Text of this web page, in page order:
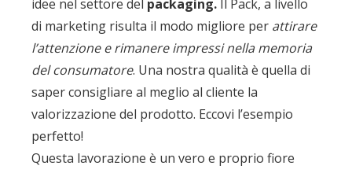
idee nel settore del packaging. Il Pack, a livello
di marketing risulta il modo migliore per attirare
l’attenzione e rimanere impressi nella memoria
del consumatore. Una nostra qualità è quella di
saper consigliare al meglio al cliente la
valorizzazione del prodotto. Eccovi l’esempio
perfetto!
Questa lavorazione è un vero e proprio fiore